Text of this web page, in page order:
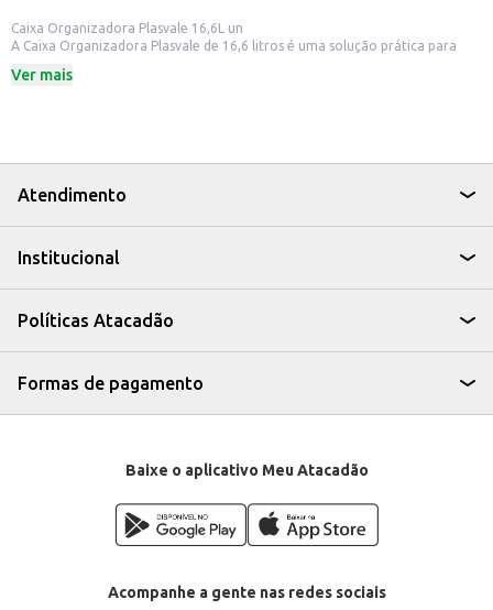
Caixa Organizadora Plasvale 16,6L un
A Caixa Organizadora Plasvale de 16,6 litros é uma solução prática para
residências, comércios e outros ambientes, ela oferece capacidade para
Organização de mantimentos em despensas.
Ideal para organizar itens em escritórios e home offices.
A Caixa Organizadora Plasvale é uma opção versátil e funcional para quem
Ver mais
Atendimento
Institucional
Políticas Atacadão
Formas de pagamento
Baixe o aplicativo Meu Atacadão
Acompanhe a gente nas redes sociais